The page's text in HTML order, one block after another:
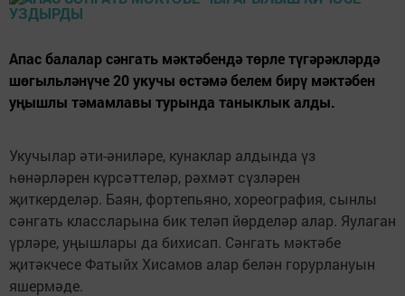
Апас балалар сәнгать мәктәбендә төрле түгәрәкләрдә
шөгыльләнүче 20 укучы өстәмә белем бирү мәктәбен
уңышлы тәмамлавы турында таныклык алды.
Укучылар әти-әниләре, кунаклар алдында үз
һөнәрләрен күрсәттеләр, рәхмәт сүзләрен
җиткерделәр. Баян, фортепьяно, хореография, сынлы
сәнгать классларына бик теләп йөрделәр алар. Яулаган
үрләре, уңышлары да бихисап. Сәнгать мәктәбе
җитәкчесе Фатыйх Хисамов алар белән горурлануын
яшермәде.